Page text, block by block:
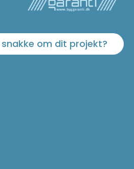
snakke om dit projekt?